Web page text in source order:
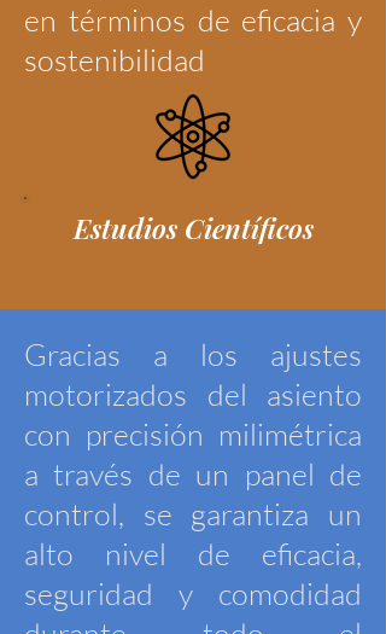
en términos de eficacia y
sostenibilidad
Estudios Científicos
Gracias a los ajustes
motorizados del asiento
con precisión milimétrica
a través de un panel de
control, se garantiza un
alto nivel de eficacia,
seguridad y comodidad